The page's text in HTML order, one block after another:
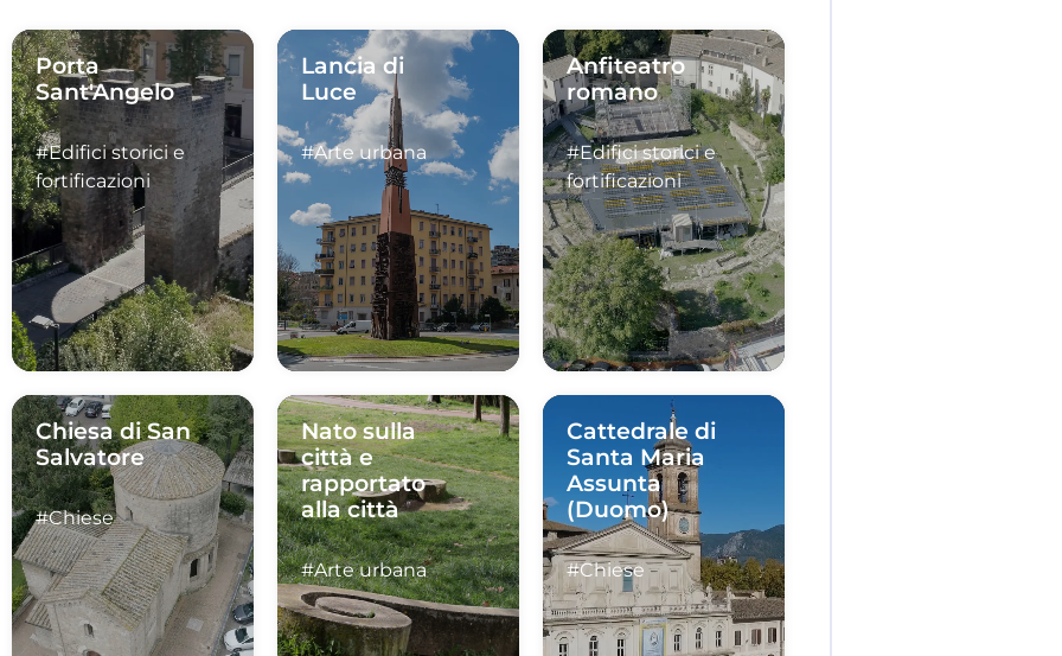
Porta
Sant'Angelo
#Edifici storici e
fortificazioni
Lancia di
Luce
#Arte urbana
Anfiteatro
romano
#Edifici storici e
fortificazioni
Chiesa di San
Salvatore
#Chiese
Nato sulla
città e
rapportato
alla città
#Arte urbana
Cattedrale di
Santa Maria
Assunta
(Duomo)
#Chiese